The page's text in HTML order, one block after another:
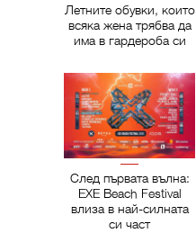
Летните обувки, които
всяка жена трябва да
има в гардероба си
След първата вълна:
EXE Beach Festival
влиза в най-силната
си част